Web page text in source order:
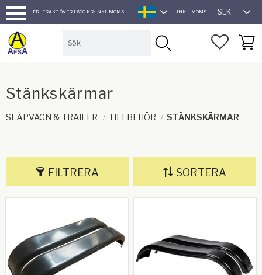
Meny
FRI FRAKT ÖVER 1.600 KR/INKL MOMS
SVENSKA
INKL. MOMS SEK
Stänkskärmar
SLÄPVAGN & TRAILER TILLBEHÖR STÄNKSKÄRMAR
FILTRERA SORTERA